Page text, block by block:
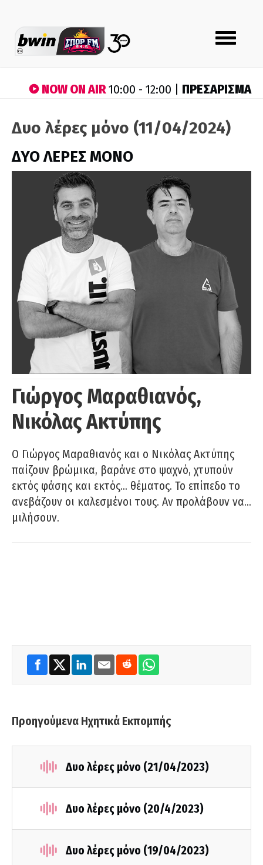
Toggle
navigation
NOW ON AIR10:00 - 12:00 | ΠΡΕΣΑΡΙΣΜΑ
Δυο λέρες μόνο (11/04/2024)
ΔΥΟ ΛΕΡΕΣ ΜΟΝΟ
Γιώργος Μαραθιανός,
Νικόλας Ακτύπης
Ο Γιώργος Μαραθιανός και ο Νικόλας Ακτύπης
παίζουν βρώμικα, βαράνε στο ψαχνό, χτυπούν
εκτός φάσης και εκτός… θέματος. Το επίπεδο το
ανεβάζουν οι καλεσμένοι τους. Αν προλάβουν να…
μιλήσουν.
Προηγούμενα Ηχητικά Εκπομπής
Δυο λέρες μόνο (21/04/2023)
Δυο λέρες μόνο (20/4/2023)
Δυο λέρες μόνο (19/04/2023)